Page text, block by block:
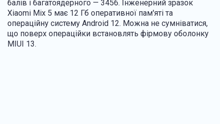
балів і багатоядерного — 3456. Інженерний зразок
Xiaomi Mix 5 має 12 Гб оперативної пам'яті та
операційну систему Android 12. Можна не сумніватися,
що поверх операційки встановлять фірмову оболонку
MIUI 13.